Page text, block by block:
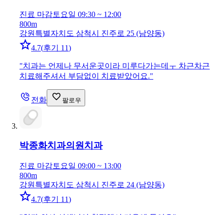
진료 마감토요일 09:30 ~ 12:00
800m
강원특별자치도 삼척시 진주로 25 (남양동)
4.7(후기 11)
"치과는 언제나 무서운곳이라 미루다가는데ㅜ 차근차근
치료해주셔서 부담없이 치료받았어요."
전화 팔로우
박종화치과의원치과
진료 마감토요일 09:00 ~ 13:00
800m
강원특별자치도 삼척시 진주로 24 (남양동)
4.7(후기 11)